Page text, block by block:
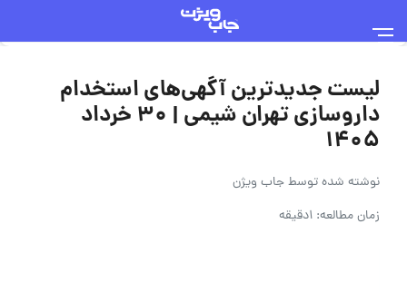
لیست جدیدترین آگهی‌های استخدام
داروسازی تهران شیمی | ۳۰ خرداد
۱۴۰۵
نوشته شده توسطجاب ویژن
زمان مطالعه: 1دقیقه